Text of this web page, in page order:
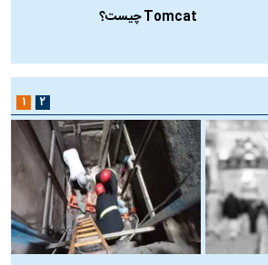
Tomcat چیست؟
۱ ۲